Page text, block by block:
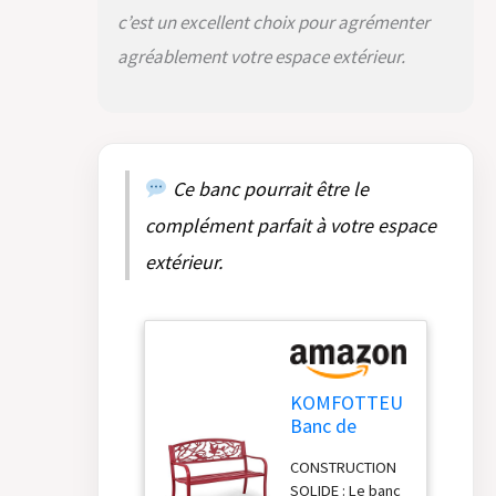
ce banquette de
parc en métal un
endroit
banc est
disponible avec
différents motifs
et ajoute une
touche de
couleur à
extérieur.
ENTRETIEN ET
c’est un excellent choix pour agrémenter
agréablement votre espace extérieur.
Ce banc pourrait être le
complément parfait à votre espace
extérieur.
KOMFOTTEU
Banc de
Places,
CONSTRUCTION
SOLIDE : Le banc